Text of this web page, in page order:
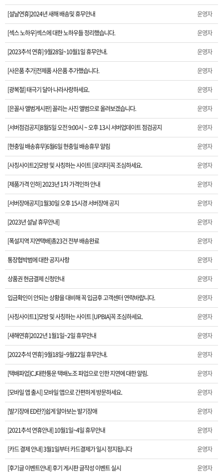
[사은품 추가]전제품 사은품 추가했습니다.
[광복절] 태극기 달아 나라사랑하세요.
[은꼴사 앨범게시판] 꼴리는 사진 앨범으로 올려보겠습니다.
[서버점검공지]8월5일 오전 9:00시 ~ 오후 13시 서버업데이트 점검공지
[현충일 배송휴무]6월6일 현충일 배송휴무 알림
[사칭사이트2]모방 및 사칭하는 사이트 [로리타]꼭 조심하세요.
[제품가격 인하] 2023년 1차 가격인하 안내
[서버장애공지]1월30일 오후 15시경 서버장애 공지
[2023년 설날 휴무안내]
[폭설지역 지연택배]총23건 전부 배송완료
통장협박범에 대한 공지사항
상품권 현금결제 신청안내
입금확인이 안되는 상황을 대비해 꼭 입금후 고객센터 연락바랍니다.
[사칭사이트1]모방 및 사칭하는 사이트 [UPBIA]꼭 조심하세요.
[새해연휴]2022년 1월1일~2일 휴무안내
[2022추석 연휴] 9월18일~9월22일 휴무안내.
[택배파업]CJ대한통운 택배노조 파업으로 인한 지연에 대한 알림.
[모바일 앱 출시] 모바일 앱으로 간편하게 방문하세요.
[발기장애 ED란?]쉽게 알아보는 발기장애
[2021추석 연휴안내] 10월1일~4일 휴무안내
[설날연휴]2024년 새해 배송및 휴무안내 운영자
[섹스 노하우]섹스에 대한 노하우들 정리했습니다. 운영자
[2023추석 연휴] 9월28일~10월1일 휴무안내. 운영자
[사은품 추가]전제품 사은품 추가했습니다. 운영자
[광복절] 태극기 달아 나라사랑하세요. 운영자
[은꼴사 앨범게시판] 꼴리는 사진 앨범으로 올려보겠습니다. 운영자
[서버점검공지]8월5일 오전 9:00시 ~ 오후 13시 서버업데이트 점검공지 운영자
[현충일 배송휴무]6월6일 현충일 배송휴무 알림 운영자
[사칭사이트2]모방 및 사칭하는 사이트 [로리타]꼭 조심하세요. 운영자
[제품가격 인하] 2023년 1차 가격인하 안내 운영자
[서버장애공지]1월30일 오후 15시경 서버장애 공지 운영자
[2023년 설날 휴무안내] 운영자
[폭설지역 지연택배]총23건 전부 배송완료 운영자
통장협박범에 대한 공지사항 운영자
상품권 현금결제 신청안내 운영자
입금확인이 안되는 상황을 대비해 꼭 입금후 고객센터 연락바랍니다. 운영자
[사칭사이트1]모방 및 사칭하는 사이트 [UPBIA]꼭 조심하세요. 운영자
[새해연휴]2022년 1월1일~2일 휴무안내 운영자
[2022추석 연휴] 9월18일~9월22일 휴무안내. 운영자
[택배파업]CJ대한통운 택배노조 파업으로 인한 지연에 대한 알림. 운영자
[모바일 앱 출시] 모바일 앱으로 간편하게 방문하세요. 운영자
[발기장애 ED란?]쉽게 알아보는 발기장애 운영자
[2021추석 연휴안내] 10월1일~4일 휴무안내 운영자
[카드 결제 안내] 3월1일부터 카드결제가 일시 정지됩니다 운영자
[후기글 이벤트안내] 후기 게시판 글작성 이벤트 실시 운영자